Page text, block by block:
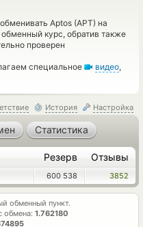
Aptos (APT) на
курс, обратив также
проверен
специальное
видео,
История Настройка
Статистика
Резерв Отзывы
600 538 3852
обменный пункт.
обмена: 1.762180